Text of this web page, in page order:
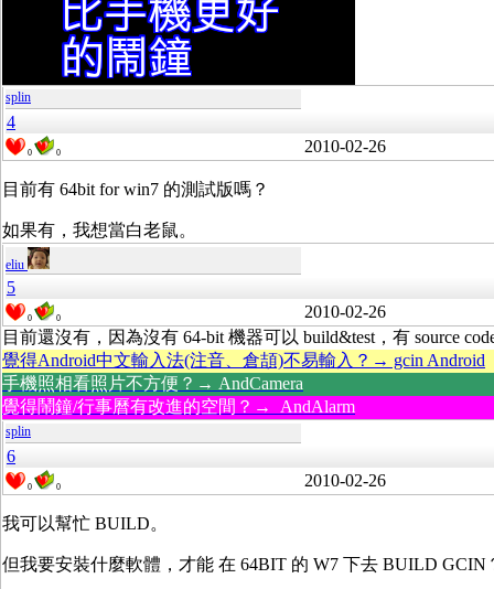
splin
4
0 0 2010-02-26
目前有 64bit for win7 的測試版嗎？
如果有，我想當白老鼠。
eliu
5
0 0
2010-02-26
目前還沒有，因為沒有 64-bit 機器可以 build&test，有 source
覺得Android中文輸入法(注音、倉頡)不易輸入？→ gcin Android
手機照相看照片不方便？→ AndCamera
覺得鬧鐘/行事曆有改進的空間？→ AndAlarm
splin
6
0 0 2010-02-26
我可以幫忙 BUILD。
但我要安裝什麼軟體，才能 在 64BIT 的 W7 下去 BUILD GCIN